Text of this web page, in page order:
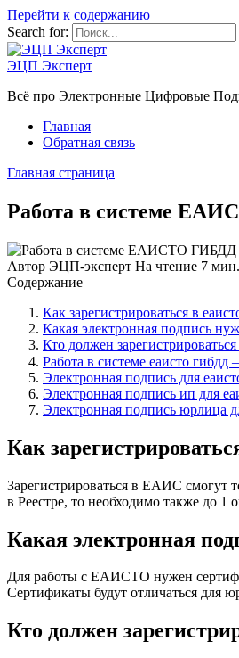
Перейти к содержанию
Search for:
ЭЦП Эксперт
Всё про Электронные Цифровые
Главная
Обратная связь
Главная страница
Работа в системе
Автор ЭЦП-эксперт На чтение 7 мин.
Содержание
Как зарегистрироваться в
Какая электронная подпись
Кто должен зарегистрироваться
Работа в системе еаисто
Электронная подпись для
Электронная подпись ип для
Электронная подпись юрлица
Как
Зарегистрироваться в ЕАИС смогут
в Реестре, то необходимо также до 1
Какая электронная
Для работы с ЕАИСТО нужен
Сертификаты будут отличаться для
Кто должен